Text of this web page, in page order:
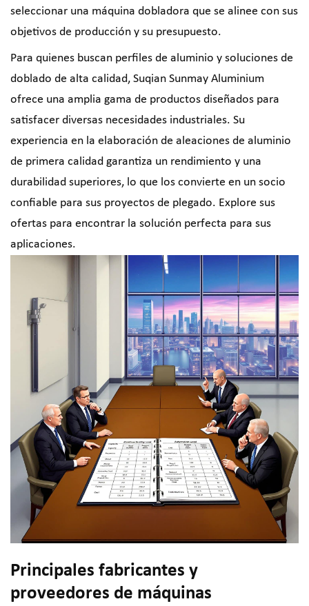
seleccionar una máquina dobladora que se alinee con sus
objetivos de producción y su presupuesto.
Para quienes buscan perfiles de aluminio y soluciones de
doblado de alta calidad, Suqian Sunmay Aluminium
ofrece una amplia gama de productos diseñados para
satisfacer diversas necesidades industriales. Su
experiencia en la elaboración de aleaciones de aluminio
de primera calidad garantiza un rendimiento y una
durabilidad superiores, lo que los convierte en un socio
confiable para sus proyectos de plegado. Explore sus
ofertas para encontrar la solución perfecta para sus
aplicaciones.
Principales fabricantes y
proveedores de máquinas